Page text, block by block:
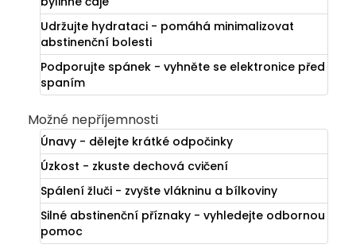
Udržujte hydrataci - pomáhá minimalizovat
abstinenční bolesti
Podporujte spánek - vyhněte se elektronice před
spaním
Možné nepříjemnosti
Únavy - dělejte krátké odpočinky
Úzkost - zkuste dechová cvičení
Spálení žluči - zvyšte vlákninu a bílkoviny
Silné abstinenční příznaky - vyhledejte odbornou
pomoc